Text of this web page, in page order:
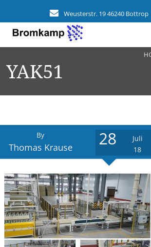
Weusterstr. 19 46240 Bottrop
UNTERNEHMEN
REFERENZEN
KONTAKT
YAK51
By
Thomas Krause 28
Juli
18